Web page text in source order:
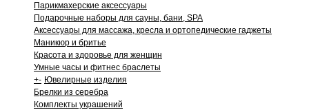
Парикмахерские аксессуары
Подарочные наборы для сауны, бани, SPA
Аксессуары для массажа, кресла и ортопедические гаджеты
Маникюр и бритье
Красота и здоровье для женщин
Умные часы и фитнес браслеты
+- Ювелирные изделия
Брелки из серебра
Комплекты украшений